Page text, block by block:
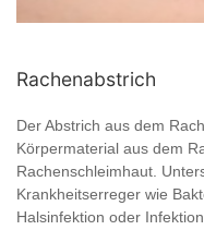
Rachenabstrich
Der Abstrich aus dem
Körpermaterial aus dem
Rachenschleimhaut.
Krankheitserreger wie
Halsinfektion oder